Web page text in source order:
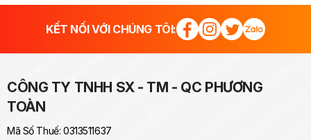
KẾT NỐI VỚI CHÚNG TÔI:
CÔNG TY TNHH SX - TM - QC PHƯƠNG
TOÀN
Mã Số Thuế: 0313511637